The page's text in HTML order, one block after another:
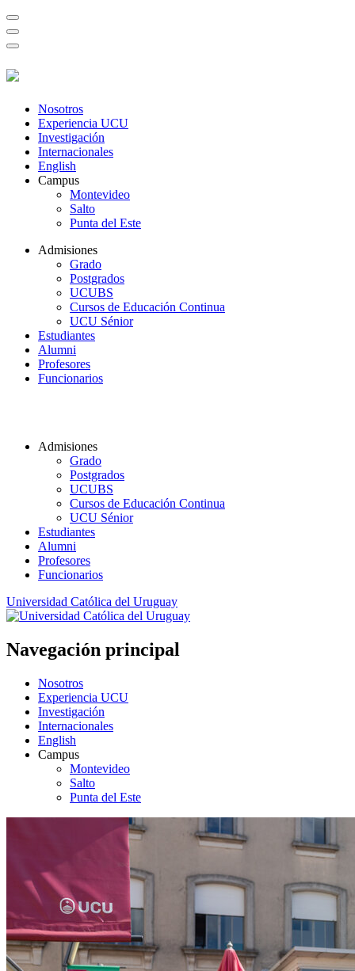
Nosotros
Experiencia UCU
Investigación
Internacionales
English
Campus
Montevideo
Salto
Punta del Este
Admisiones
Grado
Postgrados
UCUBS
Cursos de Educación Continua
UCU Sénior
Estudiantes
Alumni
Profesores
Funcionarios
Admisiones
Grado
Postgrados
UCUBS
Cursos de Educación Continua
UCU Sénior
Estudiantes
Alumni
Profesores
Funcionarios
Universidad Católica del Uruguay
Navegación principal
Nosotros
Experiencia UCU
Investigación
Internacionales
English
Campus
Montevideo
Salto
Punta del Este